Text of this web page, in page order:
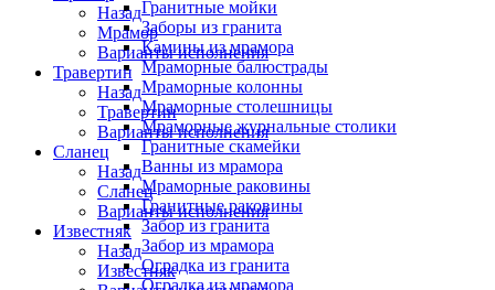
Гранитные мойки
Заборы из гранита
Камины из мрамора
Мраморные балюстрады
Мраморные колонны
Мраморные столешницы
Мраморные журнальные столики
Гранитные скамейки
Ванны из мрамора
Мраморные раковины
Гранитные раковины
Забор из гранита
Забор из мрамора
Оградка из гранита
Оградка из мрамора
Назад
Мрамор
Варианты исполнения
Травертин
Назад
Травертин
Варианты исполнения
Сланец
Назад
Сланец
Варианты исполнения
Известняк
Назад
Известняк